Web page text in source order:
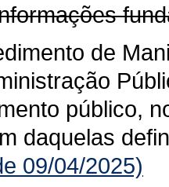
de
público,
daquelas
09/04/2025)